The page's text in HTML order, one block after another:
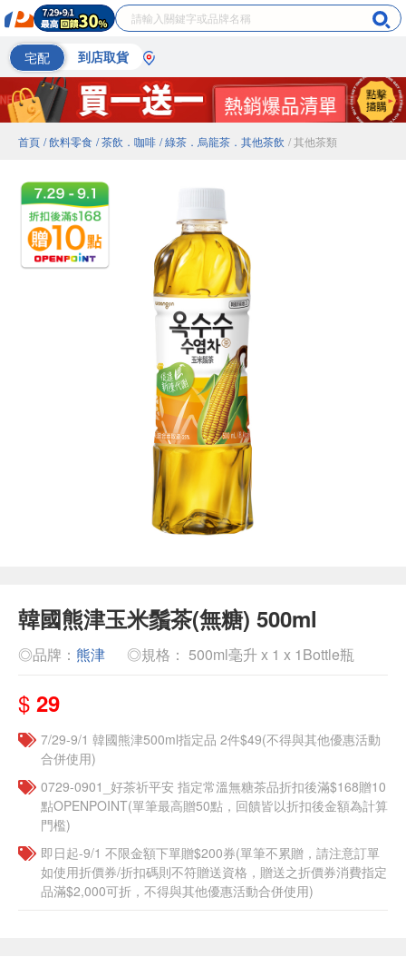
宅配 到店取貨
首頁 / 飲料零食 / 茶飲．咖啡 / 綠茶．烏龍茶．其他茶飲 / 其他茶類
韓國熊津玉米鬚茶(無糖) 500ml
◎品牌： 熊津 ◎規格： 500ml毫升 x 1 x 1Bottle瓶
$ 29
7/29-9/1 韓國熊津500ml指定品 2件$49(不得與其他優惠活動
合併使用)
​​0729-0901_好茶祈平安 指定常溫無糖茶品折扣後滿$168贈10
點OPENPOINT(單筆最高贈50點，回饋皆以折扣後金額為計算
門檻)
即日起-9/1 不限金額下單贈$200券(單筆不累贈，請注意訂單
如使用折價券/折扣碼則不符贈送資格，贈送之折價券消費指定
品滿$2,000可折，不得與其他優惠活動合併使用)